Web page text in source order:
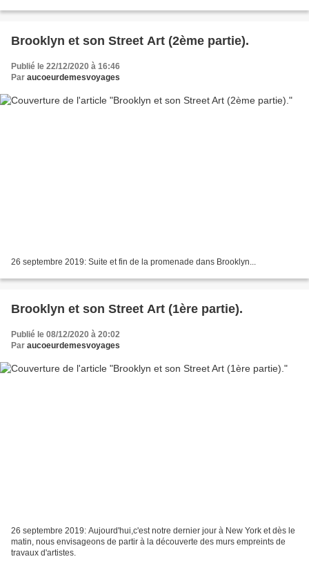
Brooklyn et son Street Art (2ème partie).
Publié le 22/12/2020 à 16:46
Par aucoeurdemesvoyages
26 septembre 2019: Suite et fin de la promenade dans Brooklyn...
Brooklyn et son Street Art (1ère partie).
Publié le 08/12/2020 à 20:02
Par aucoeurdemesvoyages
26 septembre 2019: Aujourd'hui,c'est notre dernier jour à New York et dès le
matin, nous envisageons de partir à la découverte des murs empreints de
travaux d'artistes.